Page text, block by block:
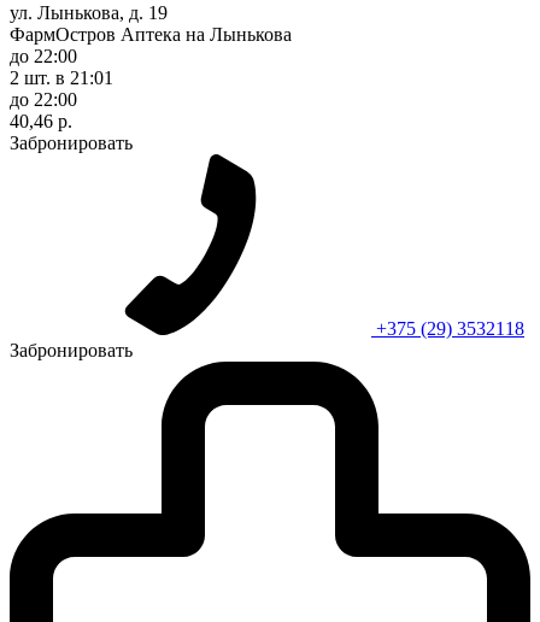
ул. Лынькова, д. 19
ФармОстров Аптека на Лынькова
до 22:00
2 шт. в 21:01
до 22:00
40,46 р.
Забронировать
+375 (29) 3532118
Забронировать